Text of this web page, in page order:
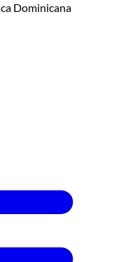
Dominicana